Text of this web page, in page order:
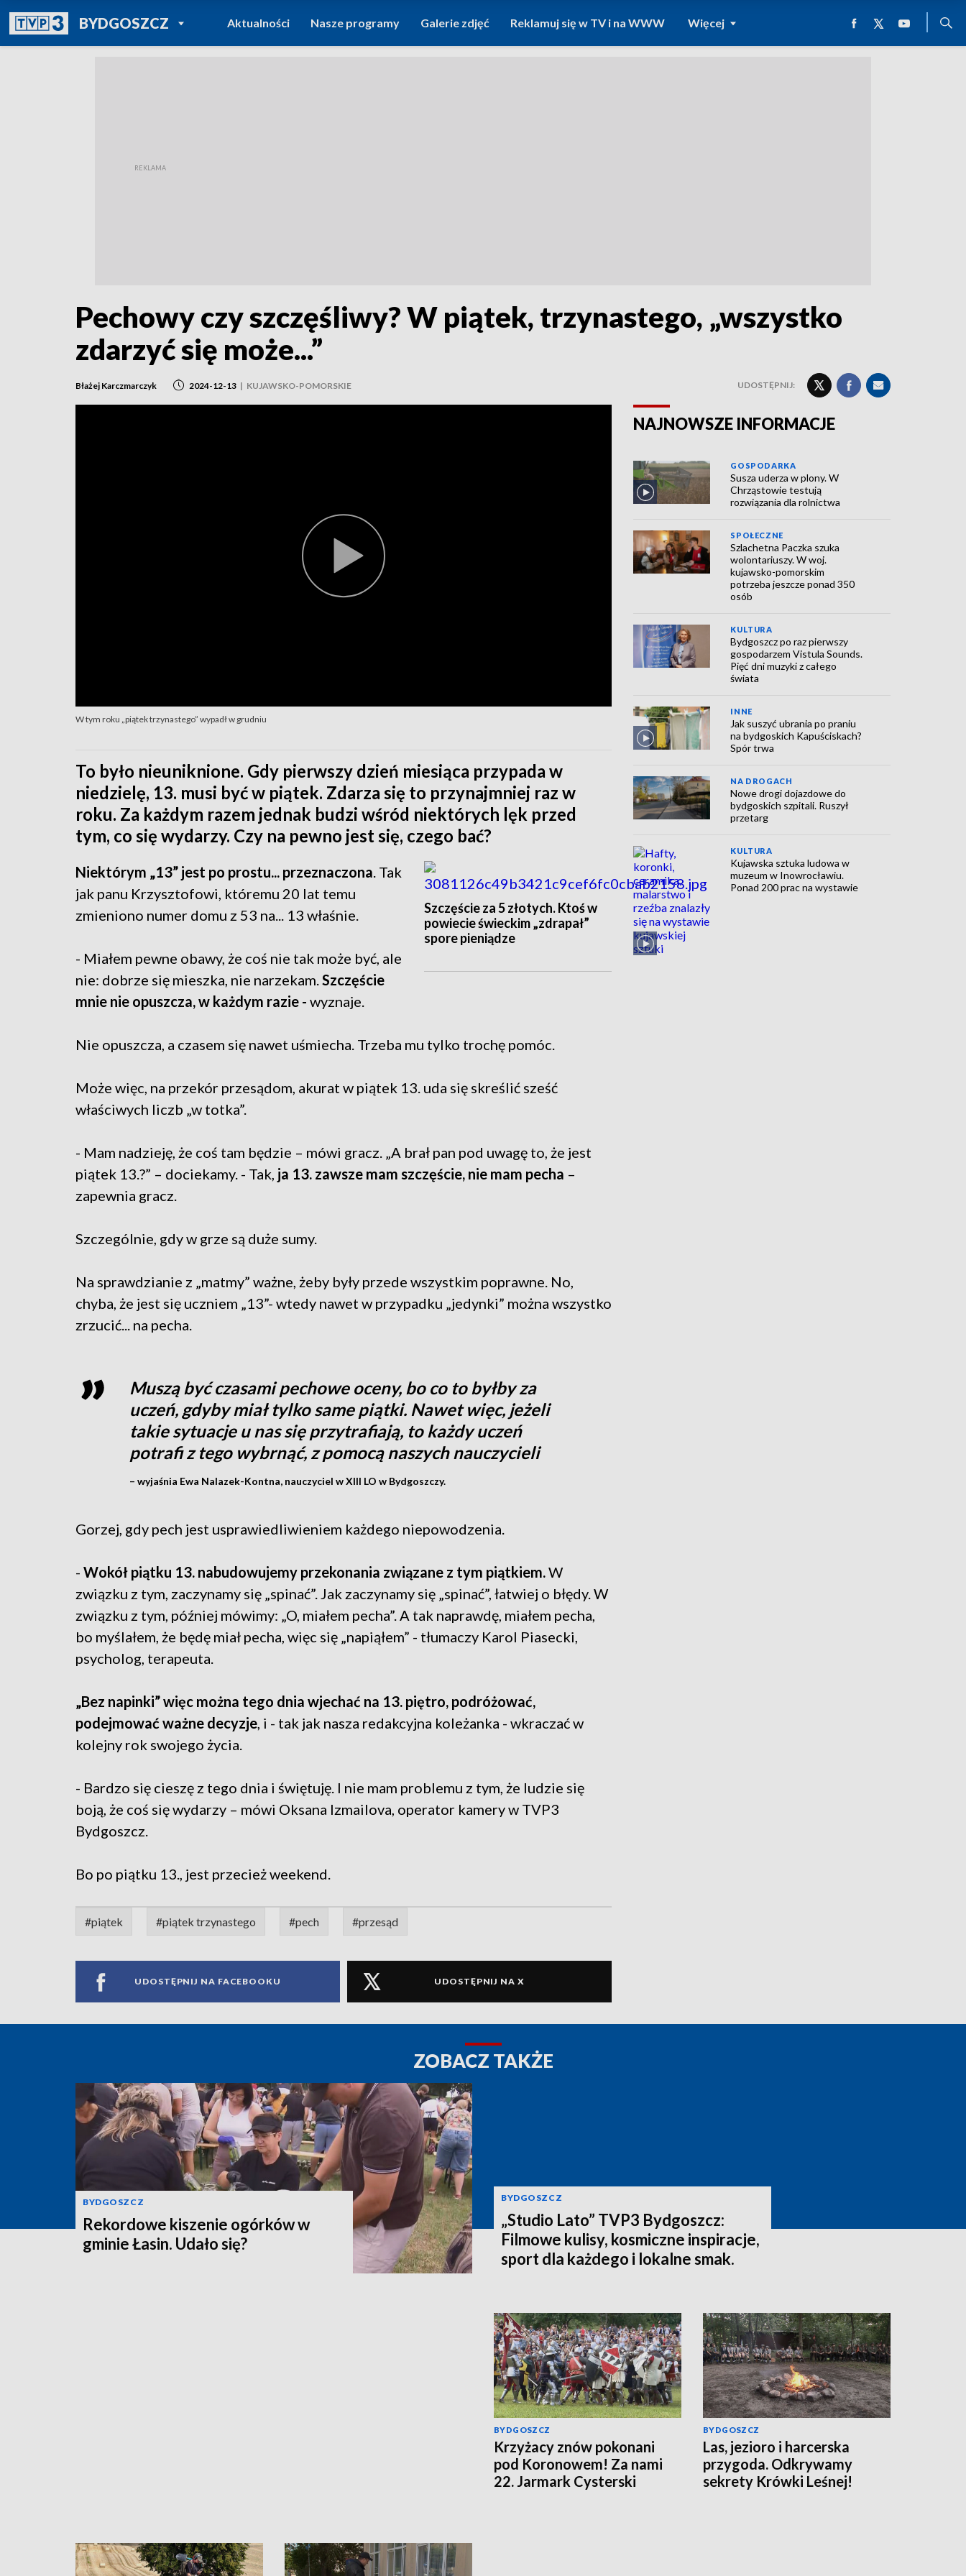
BYDGOSZCZPOWRÓT DO
TVP REGIONY
Aktualności Nasze programy Galerie zdjęć Reklamuj się w TV i na WWW Więcej
Pechowy czy szczęśliwy? W piątek, trzynastego, „wszystko
zdarzyć się może...”
Błażej Karczmarczyk 2024-12-13 | KUJAWSKO-POMORSKIE UDOSTĘPNIJ:
W tym roku „piątek trzynastego” wypadł w grudniu
To było nieuniknione. Gdy pierwszy dzień miesiąca przypada w
niedzielę, 13. musi być w piątek. Zdarza się to przynajmniej raz w
roku. Za każdym razem jednak budzi wśród niektórych lęk przed
tym, co się wydarzy. Czy na pewno jest się, czego bać?
Szczęście za 5 złotych. Ktoś w
powiecie świeckim „zdrapał”
spore pieniądze
Niektórym „13” jest po prostu... przeznaczona . Tak
jak panu Krzysztofowi, któremu 20 lat temu
zmieniono numer domu z 53 na... 13 właśnie.
- Miałem pewne obawy, że coś nie tak może być, ale
nie: dobrze się mieszka, nie narzekam. Szczęście
mnie nie opuszcza, w każdym razie - wyznaje.
Nie opuszcza, a czasem się nawet uśmiecha. Trzeba mu tylko trochę pomóc.
Może więc, na przekór przesądom, akurat w piątek 13. uda się skreślić sześć
właściwych liczb „w totka”.
- Mam nadzieję, że coś tam będzie – mówi gracz. „A brał pan pod uwagę to, że jest
piątek 13.?” – dociekamy. - Tak, ja 13. zawsze mam szczęście, nie mam pecha –
zapewnia gracz.
Szczególnie, gdy w grze są duże sumy.
Na sprawdzianie z „matmy” ważne, żeby były przede wszystkim poprawne. No,
chyba, że jest się uczniem „13”- wtedy nawet w przypadku „jedynki” można wszystko
zrzucić... na pecha.
Muszą być czasami pechowe oceny, bo co to byłby za
uczeń, gdyby miał tylko same piątki. Nawet więc, jeżeli
takie sytuacje u nas się przytrafiają, to każdy uczeń
potrafi z tego wybrnąć, z pomocą naszych nauczycieli
– wyjaśnia Ewa Nalazek-Kontna, nauczyciel w XIII LO w Bydgoszczy.
Gorzej, gdy pech jest usprawiedliwieniem każdego niepowodzenia.
- Wokół piątku 13. nabudowujemy przekonania związane z tym piątkiem.W
związku z tym, zaczynamy się „spinać”. Jak zaczynamy się „spinać”, łatwiej o błędy. W
związku z tym, później mówimy: „O, miałem pecha”. A tak naprawdę, miałem pecha,
bo myślałem, że będę miał pecha, więc się „napiąłem” - tłumaczy Karol Piasecki,
psycholog, terapeuta.
„Bez napinki” więc można tego dnia wjechać na 13. piętro, podróżować,
podejmować ważne decyzje , i - tak jak nasza redakcyjna koleżanka - wkraczać w
kolejny rok swojego życia.
- Bardzo się cieszę z tego dnia i świętuję. I nie mam problemu z tym, że ludzie się
boją, że coś się wydarzy – mówi Oksana Izmailova, operator kamery w TVP3
Bydgoszcz.
Bo po piątku 13., jest przecież weekend.
#piątek #piątek trzynastego #pech #przesąd
UDOSTĘPNIJ NA FACEBOOKU UDOSTĘPNIJ NA X
NAJNOWSZE INFORMACJE
GOSPODARKA
Susza uderza w plony. W
Chrząstowie testują
rozwiązania dla rolnictwa
SPOŁECZNE
Szlachetna Paczka szuka
wolontariuszy. W woj.
kujawsko-pomorskim
potrzeba jeszcze ponad 350
osób
KULTURA
Bydgoszcz po raz pierwszy
gospodarzem Vistula Sounds.
Pięć dni muzyki z całego
świata
INNE
Jak suszyć ubrania po praniu
na bydgoskich Kapuściskach?
Spór trwa
NA DROGACH
Nowe drogi dojazdowe do
bydgoskich szpitali. Ruszył
przetarg
KULTURA
Kujawska sztuka ludowa w
muzeum w Inowrocławiu.
Ponad 200 prac na wystawie
ZOBACZ TAKŻE
BYDGOSZCZ
Rekordowe kiszenie ogórków w
gminie Łasin. Udało się?
BYDGOSZCZ
„Studio Lato” TVP3 Bydgoszcz:
Filmowe kulisy, kosmiczne inspiracje,
sport dla każdego i lokalne smak.
BYDGOSZCZ
Krzyżacy znów pokonani
pod Koronowem! Za nami
22. Jarmark Cysterski
BYDGOSZCZ
Las, jezioro i harcerska
przygoda. Odkrywamy
sekrety Krówki Leśnej!